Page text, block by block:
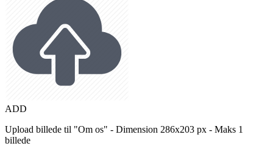
ADD
Upload billede til "Om os" - Dimension 286x203 px - Maks 1
billede